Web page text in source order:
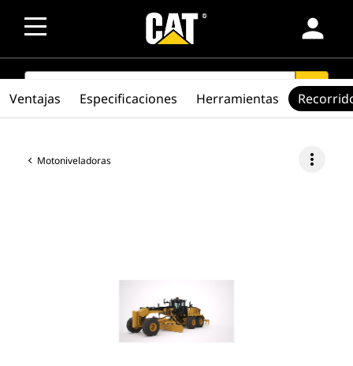
person
SEARCH search
Motoniveladoras more_vert
Ventajas Especificaciones Herramientas